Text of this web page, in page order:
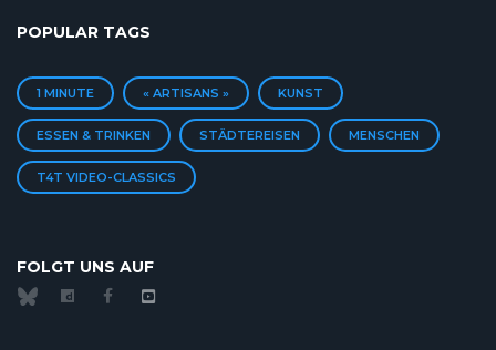
POPULAR TAGS
1 MINUTE « ARTISANS » KUNST
ESSEN & TRINKEN STÄDTEREISEN MENSCHEN
T4T VIDEO-CLASSICS
FOLGT UNS AUF